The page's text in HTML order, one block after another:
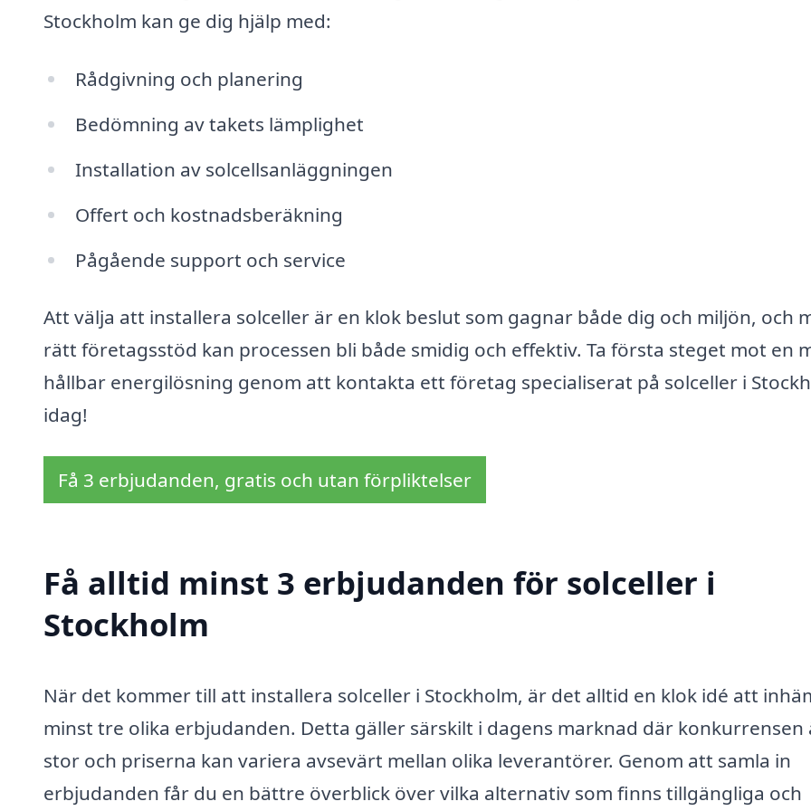
Stockholm kan ge dig hjälp med:
Rådgivning och planering
Bedömning av takets lämplighet
Installation av solcellsanläggningen
Offert och kostnadsberäkning
Pågående support och service
Att välja att installera solceller är en klok beslut som gagnar både dig och miljön, och
rätt företagsstöd kan processen bli både smidig och effektiv. Ta första steget mot en
hållbar energilösning genom att kontakta ett företag specialiserat på solceller i
idag!
Få 3 erbjudanden, gratis och utan förpliktelser
Få alltid minst 3 erbjudanden för solceller i
Stockholm
När det kommer till att installera solceller i Stockholm, är det alltid en klok idé att
minst tre olika erbjudanden. Detta gäller särskilt i dagens marknad där konkurrensen
stor och priserna kan variera avsevärt mellan olika leverantörer. Genom att samla in
erbjudanden får du en bättre överblick över vilka alternativ som finns tillgängliga och